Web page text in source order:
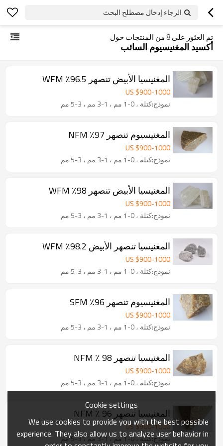
الرجاء إدخال مصطلح البحث
تم العثور على8من المنتجات حول
أكسيد المغنيسيوم السائب
المغنيسيا الأبيض تنصهر 96.5٪ WFM
US $900-1000
نموذج:كتلة ، 0-1 مم ، 1-3 مم ، 3-5 مم
المغنيسيوم تنصهر 97٪ NFM
US $900-1000
نموذج:كتلة ، 0-1 مم ، 1-3 مم ، 3-5 مم
المغنيسيا الأبيض تنصهر 98٪ WFM
US $900-1000
نموذج:كتلة ، 0-1 مم ، 1-3 مم ، 3-5 مم
المغنيسيا تنصهر الأبيض 98.2٪ WFM
US $900-1000
نموذج:كتلة ، 0-1 مم ، 1-3 مم ، 3-5 مم
المغنيسيوم تنصهر 96٪ SFM
US $900-1000
نموذج:كتلة ، 0-1 مم ، 1-3 مم ، 3-5 مم
المغنيسيا تنصهر 98 ٪ NFM
US $900-1000
نموذج:كتلة ، 0-1 مم ، 1-3 مم ، 3-5 مم
المغنيسيا تنصهر 96 ٪ NFM
US $900-1000
نموذج:كتلة ، 0-1 مم ، 1-3 مم ، 3-5 مم
Cookie settings
We use cookies to provide you with the best possible
experience. They also allow us to analyze user behavior in